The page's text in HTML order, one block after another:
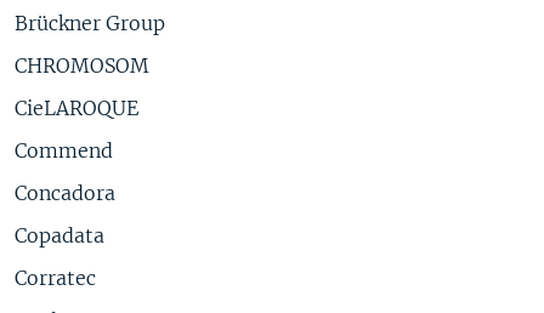
Brückner Group
CHROMOSOM
CieLAROQUE
Commend
Concadora
Copadata
Corratec